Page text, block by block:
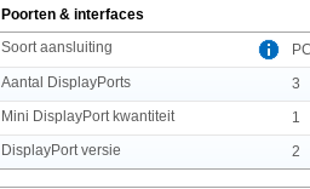
Poorten & interfaces
Soort aansluiting
Aantal DisplayPorts
3
Mini DisplayPort kwantiteit
1
DisplayPort versie
2